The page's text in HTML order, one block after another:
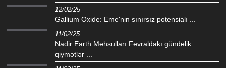
12/02/25
Gallium Oxide: Eme'nin sınırsız potensialı ...
11/02/25
Nadir Earth Məhsulları Fevraldakı gündəlik
qiymətlər ...